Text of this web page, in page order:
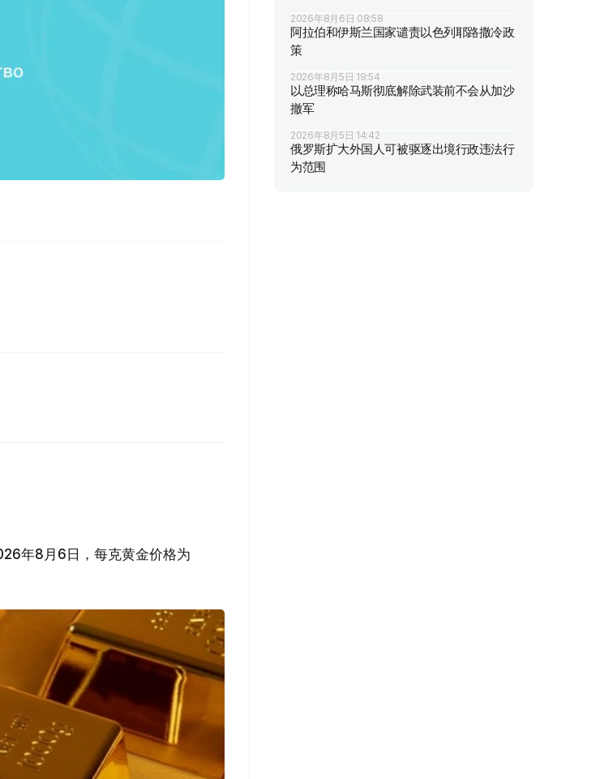
年8月6日，每克黄金价格为
2026年8月6日 08:58
阿拉伯和伊斯兰国家谴责以色列耶路撒冷政
策
2026年8月5日 19:54
以总理称哈马斯彻底解除武装前不会从加沙
撤军
2026年8月5日 14:42
俄罗斯扩大外国人可被驱逐出境行政违法行
为范围